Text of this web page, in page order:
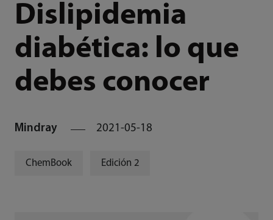
Dislipidemia
diabética: lo que
debes conocer
Mindray 2021-05-18
ChemBook Edición 2